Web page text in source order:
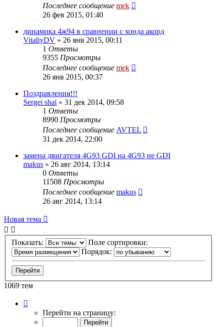
Последнее сообщение mek
26 фев 2015, 01:40
динамика 4ж94 в сравнении с хонда акорд
VitaliyDV » 26 янв 2015, 00:11
1 Ответы
9355 Просмотры
Последнее сообщение mek
26 янв 2015, 00:37
Поздравления!!!
Sergei shai » 31 дек 2014, 09:58
1 Ответы
8990 Просмотры
Последнее сообщение AVTEL
31 дек 2014, 22:00
замена двигателя 4G93 GDI на 4G93 не GDI
makus » 26 авг 2014, 13:14
0 Ответы
11508 Просмотры
Последнее сообщение makus
26 авг 2014, 13:14
Новая тема
Показать:
Поле сортировки:
Порядок:
1069 тем
Перейти на страницу: